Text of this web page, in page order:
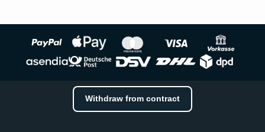
Withdraw from contract